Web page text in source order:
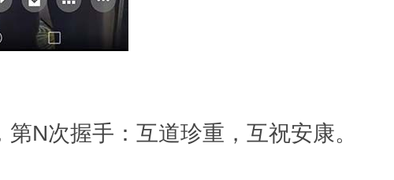
次握手：互道珍重，互祝安康。